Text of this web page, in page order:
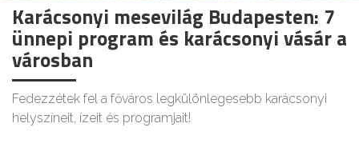
Karácsonyi mesevilág Budapesten: 7
ünnepi program és karácsonyi vásár a
városban
Fedezzétek fel a főváros legkülönlegesebb karácsonyi
helyszíneit, ízeit és programjait!